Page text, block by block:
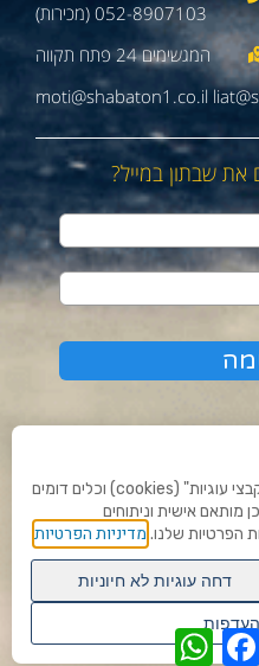
052-8907103 (מכירות)
moti@shabaton1.co.il
את שבתון במייל?
פרטיות
WhatsAppFacebook
לידיעתכם, באתר זה נעשה שימוש ב"קבצי עוגיות" (cookies) וכלים דומים
מותאם אישית וניתוחים
הפרטיות שלנו. מדיניות הפרטיות
דחה עוגיות לא חיוניות